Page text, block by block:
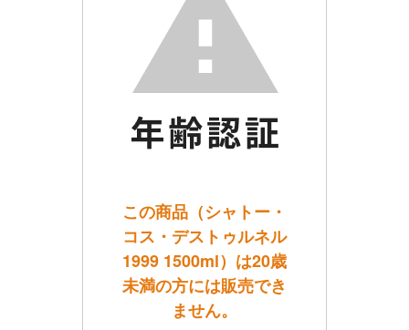
この商品（シャトー・
コス・デストゥルネル
1999 1500ml）は20歳
未満の方には販売でき
ません。